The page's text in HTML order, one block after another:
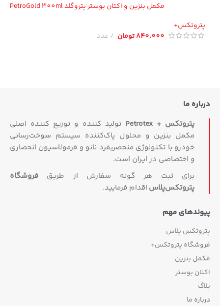
مکمل بنزین و اکتان بوستر پتروگلد PetroGold 300ml
840.000تومان عدد
ما
پتروتکس + Petrotex
تولید کننده و توزیع کننده اصلی
مکمل بنزین و محلول پاک‌کننده سیستم سوخت‌رسانی
خودرو با تکنولوژی منحصربفرد نانو و فرمولاسیون انحصاری
و اختصاصی در ایران است.
برای ثبت هر گونه سفارش از طریقفروشگاه
پتروتکس‏‌پلاساقدام فرمایید.
مهم
پلاس
پتروتکس+
بنزین
بوستر
ما